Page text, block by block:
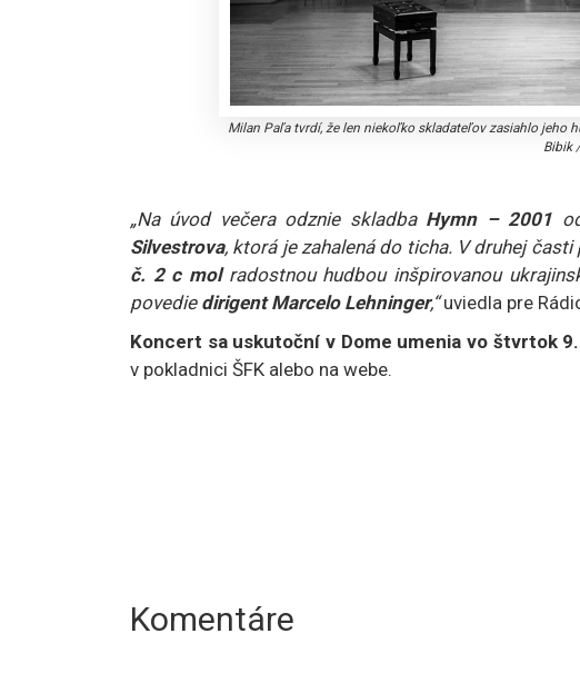
Milan Paľa tvrdí, že len niekoľko skladateľov zasiahlo jeho
Bibik
„Na úvod večera odznie skladba Hymn – 2001
Silvestrova, ktorá je zahalená do ticha. V druhej
č. 2 c mol radostnou hudbou inšpirovanou
povedie dirigent Marcelo Lehninger,“uviedla pre
Koncert sa uskutoční v Dome umenia vo štvrtok
v pokladnici ŠFK alebo na webe.
Komentáre